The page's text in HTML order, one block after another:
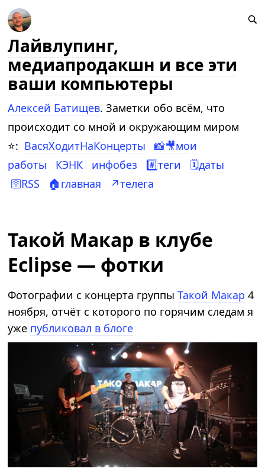
Лайвлупинг,
медиапродакшн и все эти
ваши компьютеры
Алексей Батищев. Заметки обо всём, что
происходит со мной и окружающим миром
⭐: ВасяХодитНаКонцерты
📸🎥мои
работы
КЭНК инфобез #️⃣теги
🗓️даты
🛜RSS
🏠главная ↗️телега
Такой Макар в клубе
Eclipse — фотки
Фотографии с концерта группыТакой Макар 4
ноября, отчёт с которого по горячим следам я
уже публиковал в блоге